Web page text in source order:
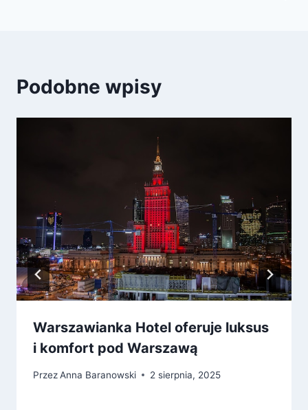
Podobne wpisy
Warszawianka Hotel oferuje luksus
i komfort pod Warszawą
PrzezAnna Baranowski 2 sierpnia, 2025